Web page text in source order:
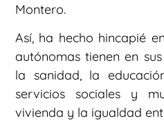
Montero.
Así, ha hecho hincapié
autónomas tienen en
la sanidad, la
servicios sociales y
vivienda y la igualdad